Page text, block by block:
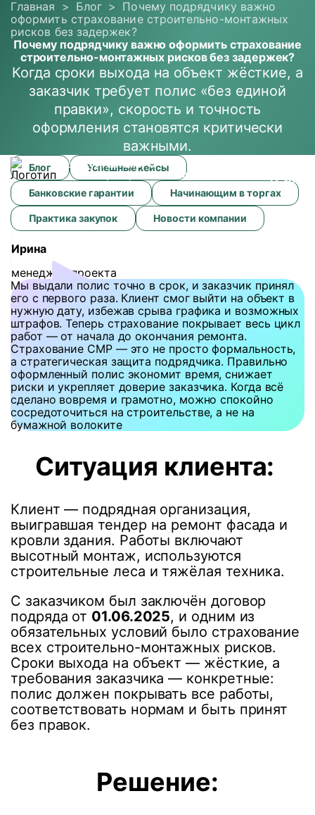
БизнесуАгентам и
партнерам
О
компании
Пн-Пт
17:30
Главная > Блог > Почему подрядчику важно
оформить страхование строительно-монтажных
рисков без задержек?
Почему подрядчику важно оформить страхование
строительно-монтажных рисков без задержек?
Когда сроки выхода на объект жёсткие, а
заказчик требует полис «без единой
правки», скорость и точность
оформления становятся критически
важными.
Почему
подрядчику
важно
оформить
страхование
строительно-
рисков
задержек?
Блог Успешные кейсы
Банковские гарантии Начинающим в торгах
Практика закупок Новости компании
Ирина
менеджер проекта
Мы выдали полис точно в срок, и заказчик принял
его с первого раза. Клиент смог выйти на объект в
нужную дату, избежав срыва графика и возможных
штрафов. Теперь страхование покрывает весь цикл
работ — от начала до окончания ремонта.
Страхование СМР — это не просто формальность,
а стратегическая защита подрядчика. Правильно
оформленный полис экономит время, снижает
риски и укрепляет доверие заказчика. Когда всё
сделано вовремя и грамотно, можно спокойно
сосредоточиться на строительстве, а не на
бумажной волоките
Ситуация клиента:
Клиент — подрядная организация,
выигравшая тендер на ремонт фасада и
кровли здания. Работы включают
высотный монтаж, используются
строительные леса и тяжёлая техника.
С заказчиком был заключён договор
подряда от 01.06.2025, и одним из
обязательных условий было страхование
всех строительно-монтажных рисков.
Сроки выхода на объект — жёсткие, а
требования заказчика — конкретные:
полис должен покрывать все работы,
соответствовать нормам и быть принят
без правок.
Решение: